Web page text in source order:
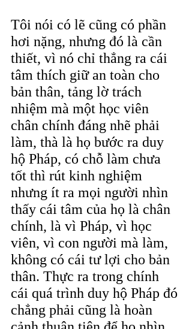
Tôi nói có lẽ cũng có phần
hơi nặng, nhưng đó là cần
thiết, vì nó chỉ thẳng ra cái
tâm thích giữ an toàn cho
bản thân, tảng lờ trách
nhiệm mà một học viên
chân chính đáng nhẽ phải
làm, thà là họ bước ra duy
hộ Pháp, có chỗ làm chưa
tốt thì rút kinh nghiệm
nhưng ít ra mọi người nhìn
thấy cái tâm của họ là chân
chính, là vì Pháp, vì học
viên, vì con người mà làm,
không có cái tư lợi cho bản
thân. Thực ra trong chính
cái quá trình duy hộ Pháp đó
chẳng phải cũng là hoàn